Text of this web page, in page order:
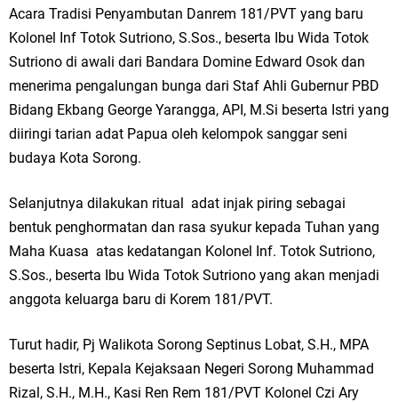
Acara Tradisi Penyambutan Danrem 181/PVT yang baru
Kolonel Inf Totok Sutriono, S.Sos., beserta Ibu Wida Totok
Sutriono di awali dari Bandara Domine Edward Osok dan
menerima pengalungan bunga dari Staf Ahli Gubernur PBD
Bidang Ekbang George Yarangga, API, M.Si beserta Istri yang
diiringi tarian adat Papua oleh kelompok sanggar seni
budaya Kota Sorong.
Selanjutnya dilakukan ritual adat injak piring sebagai
bentuk penghormatan dan rasa syukur kepada Tuhan yang
Maha Kuasa atas kedatangan Kolonel Inf. Totok Sutriono,
S.Sos., beserta Ibu Wida Totok Sutriono yang akan menjadi
anggota keluarga baru di Korem 181/PVT.
Turut hadir, Pj Walikota Sorong Septinus Lobat, S.H., MPA
beserta Istri, Kepala Kejaksaan Negeri Sorong Muhammad
Rizal, S.H., M.H., Kasi Ren Rem 181/PVT Kolonel Czi Ary